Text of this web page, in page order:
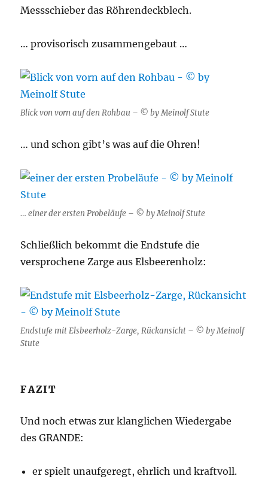
Messschieber das Röhrendeckblech.
… provisorisch zusammengebaut …
Blick von vorn auf den Rohbau – © by Meinolf Stute
… und schon gibt’s was auf die Ohren!
… einer der ersten Probeläufe – © by Meinolf Stute
Schließlich bekommt die Endstufe die
versprochene Zarge aus Elsbeerenholz:
Endstufe mit Elsbeerholz-Zarge, Rückansicht – © by Meinolf
Stute
FAZIT
Und noch etwas zur klanglichen Wiedergabe
des GRANDE:
er spielt unaufgeregt, ehrlich und kraftvoll.